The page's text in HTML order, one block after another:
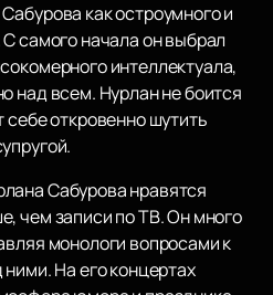
как остроумного и
самого начала он выбрал
интеллектуала,
над всем. Нурлан не боится
себе откровенно шутить
Сабурова нравятся
чем записи по ТВ. Он много
монологи вопросами к
На его концертах